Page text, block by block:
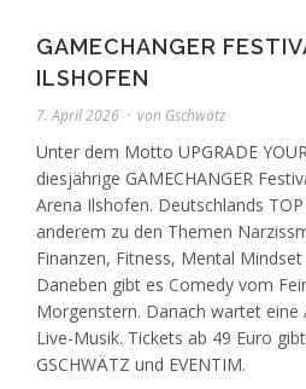
GAMECHANGER
ILSHOFEN
7. April 2026 von Gschwätz
Unter dem Motto UPGRADE
diesjährige GAMECHANGER
Arena Ilshofen. Deutschlands
anderem zu den Themen
Finanzen, Fitness, Mental
Daneben gibt es Comedy vom
Morgenstern. Danach wartet
Live-Musik. Tickets ab 49 Euro
GSCHWÄTZ und EVENTIM.